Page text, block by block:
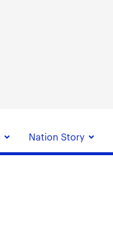
Nation Story